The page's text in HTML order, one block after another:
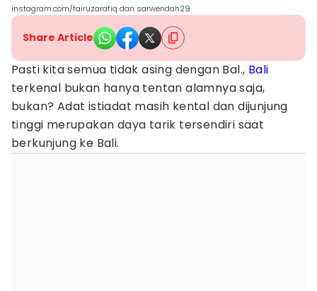
instagram.com/fairuzarafiq dan sarwendah29
Share Article
Pasti kita semua tidak asing dengan Bal., Bali
terkenal bukan hanya tentan alamnya saja,
bukan? Adat istiadat masih kental dan dijunjung
tinggi merupakan daya tarik tersendiri saat
berkunjung ke Bali.